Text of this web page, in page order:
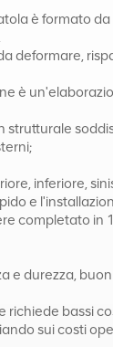
è formato
deformare,
è
strutturale
inferiore,
e
completato in
e durezza,
richiede bassi
sui costi